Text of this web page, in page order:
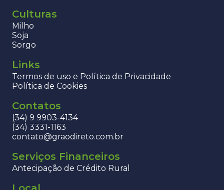
Culturas
Milho
Soja
Sorgo
Links
Termos de uso e Política de Privacidade
Política de Cookies
Contatos
(34) 9 9903-4134
(34) 3331-1163
contato@graodireto.com.br
Serviços Financeiros
Antecipação de Crédito Rural